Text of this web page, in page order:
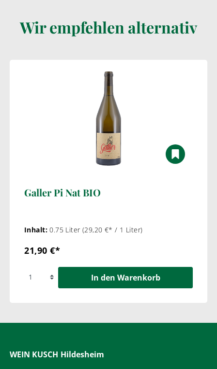
Wir empfehlen alternativ
Galler Pi Nat BIO
Inhalt:0.75 Liter (29,20 €* / 1 Liter)
21,90 €*
In den Warenkorb
WEIN KUSCH Hildesheim